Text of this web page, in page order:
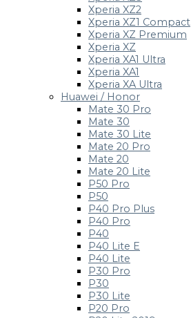
Xperia XZ2
Xperia XZ1 Compact
Xperia XZ Premium
Xperia XZ
Xperia XA1 Ultra
Xperia XA1
Xperia XA Ultra
Huawei / Honor
Mate 30 Pro
Mate 30
Mate 30 Lite
Mate 20 Pro
Mate 20
Mate 20 Lite
P50 Pro
P50
P40 Pro Plus
P40 Pro
P40
P40 Lite E
P40 Lite
P30 Pro
P30
P30 Lite
P20 Pro